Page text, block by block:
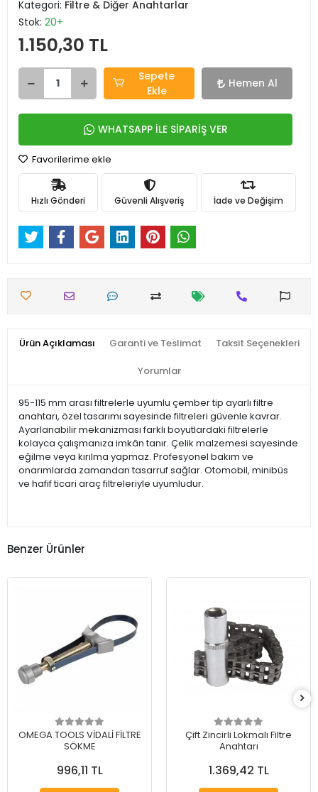
Kategori: Filtre & Diğer Anahtarlar
Stok: 20+
1.150,30 TL
Sepete
Ekle
Hemen Al
WHATSAPP İLE SİPARİŞ VER
Favorilerime ekle
Hızlı Gönderi Güvenli Alışveriş İade ve Değişim
Ürün Açıklaması Garanti ve Teslimat Taksit Seçenekleri
Yorumlar
95-115 mm arası filtrelerle uyumlu çember tip ayarlı filtre
anahtarı, özel tasarımı sayesinde filtreleri güvenle kavrar.
Ayarlanabilir mekanizması farklı boyutlardaki filtrelerle
kolayca çalışmanıza imkân tanır. Çelik malzemesi sayesinde
eğilme veya kırılma yapmaz. Profesyonel bakım ve
onarımlarda zamandan tasarruf sağlar. Otomobil, minibüs
ve hafif ticari araç filtreleriyle uyumludur.
Benzer Ürünler
OMEGA TOOLS VİDALİ FİLTRE
SÖKME
996,11 TL
Çift Zincirli Lokmalı Filtre
Anahtarı
1.369,42 TL